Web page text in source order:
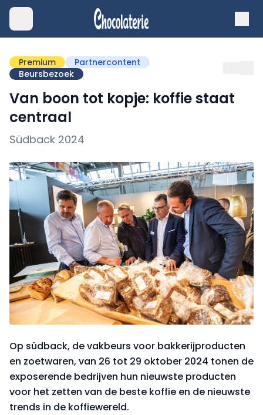
Premium
Partnercontent
Beursbezoek
Van boon tot kopje: koffie staat
centraal
Südback 2024
Op südback, de vakbeurs voor bakkerijproducten
en zoetwaren, van 26 tot 29 oktober 2024 tonen de
exposerende bedrijven hun nieuwste producten
voor het zetten van de beste koffie en de nieuwste
trends in de koffiewereld.